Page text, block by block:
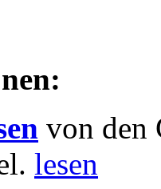
von den
lesen